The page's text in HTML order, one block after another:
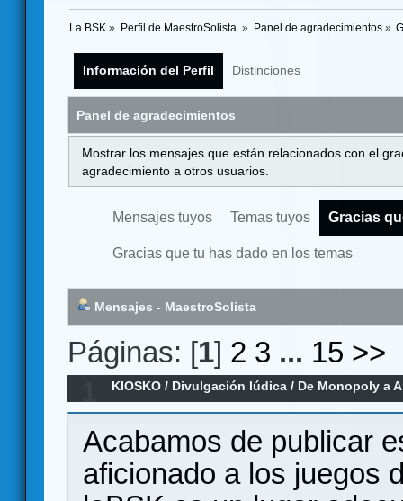
La BSK » Perfil de MaestroSolista » Panel de agradecimientos»
Información del Perfil Distinciones
Panel de agradecimientos
Mostrar los mensajes que están relacionados con el
agradecimiento a otros usuarios.
Mensajes tuyos Temas tuyos Gracias
Gracias que tu has dado en los temas
Mensajes - MaestroSolista
Páginas: [1] 2 3 ... 15 >>
KIOSKO / Divulgación lúdica / De Monopoly a
104.640 juegos sobre la evolución del di
Acabamos de publicar
aficionado a los juegos